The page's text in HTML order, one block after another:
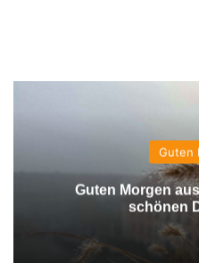
Guten
Guten Morgen
schönen